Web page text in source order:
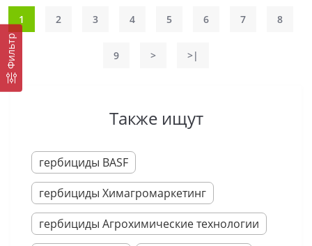
Фильтр
1 2 3 4 5 6 7 8
9 > >|
Также ищут
гербициды BASF
гербициды Химагромаркетинг
гербициды Агрохимические технологии